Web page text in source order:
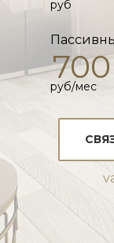
руб/мес
руб